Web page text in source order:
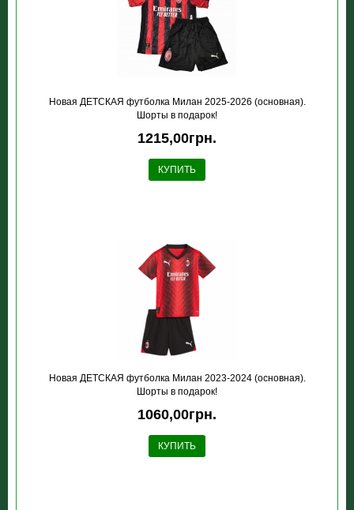
Новая ДЕТСКАЯ футболка Милан 2025-2026 (основная).
Шорты в подарок!
1215,00грн.
КУПИТЬ
Новая ДЕТСКАЯ футболка Милан 2023-2024 (основная).
Шорты в подарок!
1060,00грн.
КУПИТЬ